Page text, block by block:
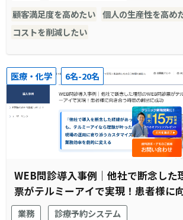
顧客満足度を高めたい 個人の生産性を高め
コストを削減したい
医療・化学 6名-20名
WEB問診導入事例｜他社で断念した
票がテルミーアイで実現！患者様に
創出に成功
業務
診療予約システム